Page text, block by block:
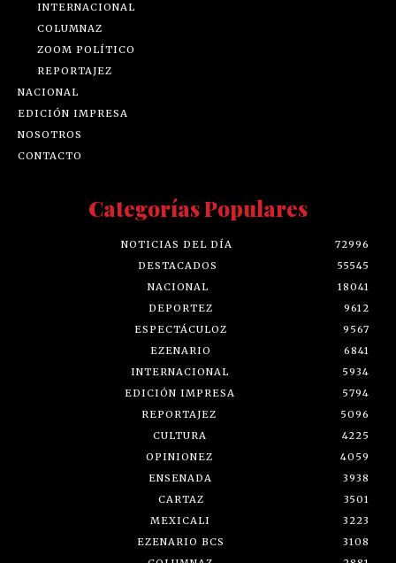
INTERNACIONAL
COLUMNAZ
ZOOM POLÍTICO
REPORTAJEZ
NACIONAL
EDICIÓN IMPRESA
NOSOTROS
CONTACTO
Categorías Populares
NOTICIAS DEL DÍA
72996
DESTACADOS
55545
NACIONAL
18041
DEPORTEZ
9612
ESPECTÁCULOZ
9567
EZENARIO
6841
INTERNACIONAL
5934
EDICIÓN IMPRESA
5794
REPORTAJEZ
5096
CULTURA
4225
OPINIONEZ
4059
ENSENADA
3938
CARTAZ
3501
MEXICALI
3223
EZENARIO BCS
3108